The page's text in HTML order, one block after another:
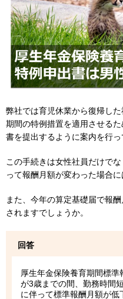
弊社では育児休業から復帰し
期間の特例措置を適用させる
書を提出するように案内を行っ
この手続きは女性社員だけで
って報酬月額が変わった場合
また、今年の算定基礎届で報
されますでしょうか。
回答
厚生年金保険養育期間標
が3歳までの間、勤務時間
に伴って標準報酬月額が